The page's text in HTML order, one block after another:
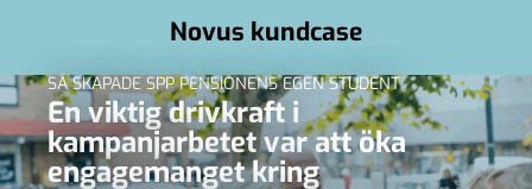
Novus kundcase
SÅ SKAPADE SPP PENSIONENS EGEN STUDENT
En viktig drivkraft i
kampanjarbetet var att öka
engagemanget kring